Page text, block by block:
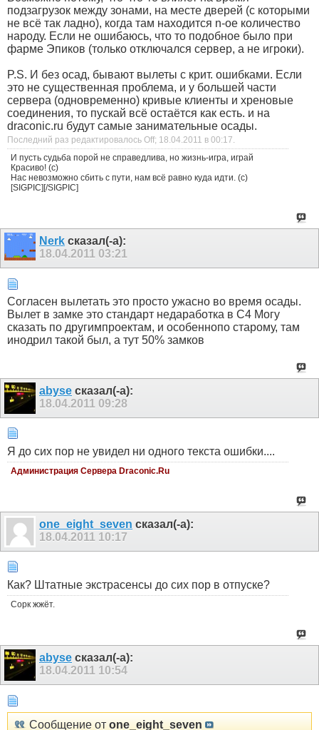
подзагрузок между зонами, на месте дверей (с которыми
не всё так ладно), когда там находится n-ое количество
народу. Если не ошибаюсь, что то подобное было при
фарме Эпиков (только отключался сервер, а не игроки).
P.S. И без осад, бывают вылеты с крит. ошибками. Если
это не существенная проблема, и у большей части
сервера (одновременно) кривые клиенты и хреновые
соединения, то пускай всё остаётся как есть. и на
draconic.ru будут самые занимательные осады.
Последний раз редактировалось Off; 18.04.2011 в 00:17.
И пусть судьба порой не справедлива, но жизнь-игра, играй
Красиво! (с)
Нас невозможно сбить с пути, нам всё равно куда идти. (с)
[SIGPIC][/SIGPIC]
Nerk сказал(-а):
18.04.2011 03:21
Согласен вылетать это просто ужасно во время осады.
Вылет в замке это стандарт недаработка в С4 Могу
сказать по другимпроектам, и особеннопо старому, там
инодрил такой был, а тут 50% замков
abyse сказал(-а):
18.04.2011 09:28
Я до сих пор не увидел ни одного текста ошибки....
Администрация Сервера Draconic.Ru
one_eight_seven сказал(-а):
18.04.2011 10:17
Как? Штатные экстрасенсы до сих пор в отпуске?
Сорк жжёт.
abyse сказал(-а):
18.04.2011 10:54
Сообщение от one_eight_seven